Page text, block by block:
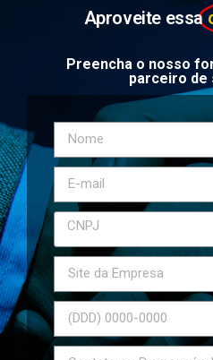
Aproveite essa
Preencha o nosso
parceiro de